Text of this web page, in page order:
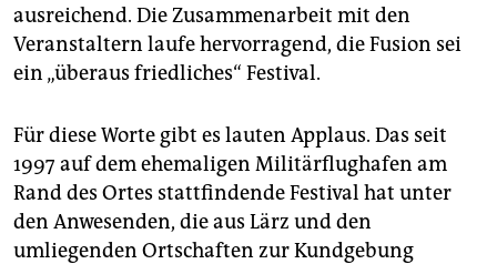
ausreichend. Die Zusammenarbeit mit den
Veranstaltern laufe hervorragend, die Fusion sei
ein „überaus friedliches“ Festival.
Für diese Worte gibt es lauten Applaus. Das seit
1997 auf dem ehemaligen Militärflughafen am
Rand des Ortes stattfindende Festival hat unter
den Anwesenden, die aus Lärz und den
umliegenden Ortschaften zur Kundgebung